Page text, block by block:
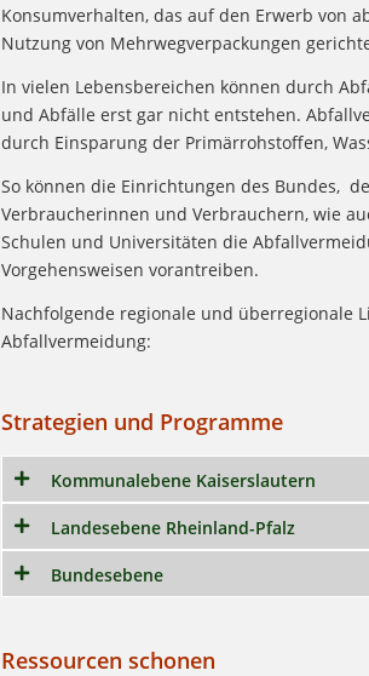
Konsumverhalten, das auf den Erwerb von
Nutzung von Mehrwegverpackungen
In vielen Lebensbereichen können durch
und Abfälle erst gar nicht entstehen.
durch Einsparung der Primärrohstoffen,
So können die Einrichtungen des Bundes,
Verbraucherinnen und Verbrauchern, wie
Schulen und Universitäten die
Vorgehensweisen vorantreiben.
Nachfolgende regionale und überregionale
Abfallvermeidung:
Strategien und Programme
Kommunalebene Kaiserslautern
Landesebene Rheinland-Pfalz
Bundesebene
Ressourcen schonen